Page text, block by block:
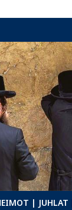
| JUHLAT